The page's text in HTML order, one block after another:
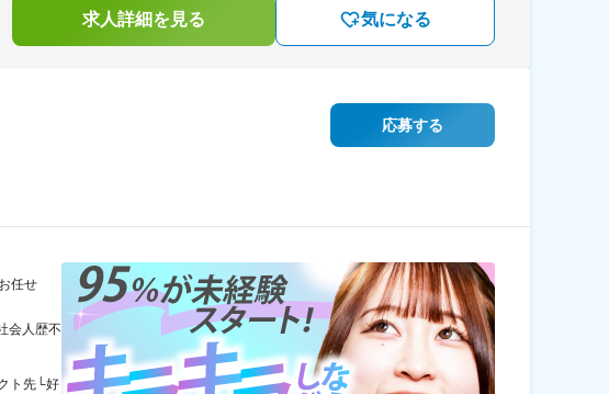
求人詳細を見る 気になる
応募する
任せ
会人歴不
ト先└好